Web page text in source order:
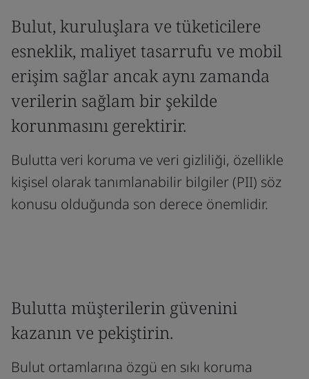
Bulut, kuruluşlara ve tüketicilere
esneklik, maliyet tasarrufu ve mobil
erişim sağlar ancak aynı zamanda
verilerin sağlam bir şekilde
korunmasını gerektirir.
Bulutta veri koruma ve veri gizliliği, özellikle
kişisel olarak tanımlanabilir bilgiler (PII) söz
konusu olduğunda son derece önemlidir.
Bulutta müşterilerin güvenini
kazanın ve pekiştirin.
Bulut ortamlarına özgü en sıkı koruma